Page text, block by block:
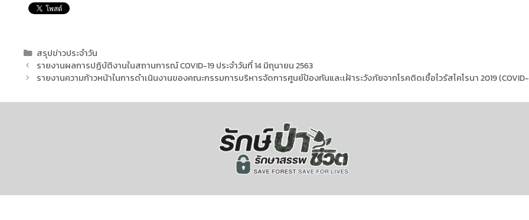
สรุปข่าวประจำวัน
รายงานผลการปฏิบัติงานในสถานการณ์ COVID-19 ประจำวันที่ 14 มิถุนายน 2563
รายงานความก้าวหน้าในการดำเนินงานของคณะกรรมการบริหารจัดการศูนย์ป้องกันและเฝ้าระวังภัยจากโรคติดเชื้อไวรัสโคโรนา 2019